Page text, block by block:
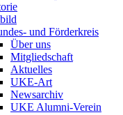
und Förderkreis
Über uns
Mitgliedschaft
Aktuelles
UKE-Art
Newsarchiv
UKE Alumni-Verein